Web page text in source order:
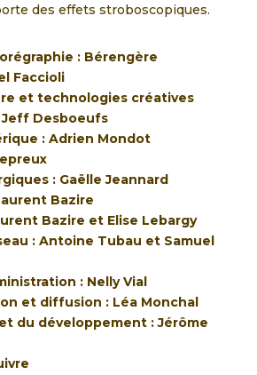
des effets stroboscopiques.
: Bérengère
Faccioli
et technologies créatives
Jeff Desboeufs
:Adrien Mondot
: Gaëlle Jeannard
Bazire
Bazire et Elise Lebargy
:Antoine Tubau et Samuel
: Nelly Vial
et diffusion : Léa Monchal
du développement :Jérôme